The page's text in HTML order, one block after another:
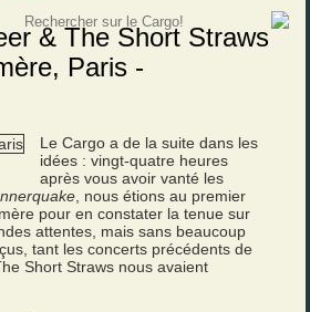
& The Short Straws
Paris -
Le Cargo a de la suite dans les
idées : vingt-quatre heures
après vous avoir vanté les
, nous étions au premier
pour en constater la tenue sur
attentes, mais sans beaucoup
tant les concerts précédents de
Short Straws nous avaient